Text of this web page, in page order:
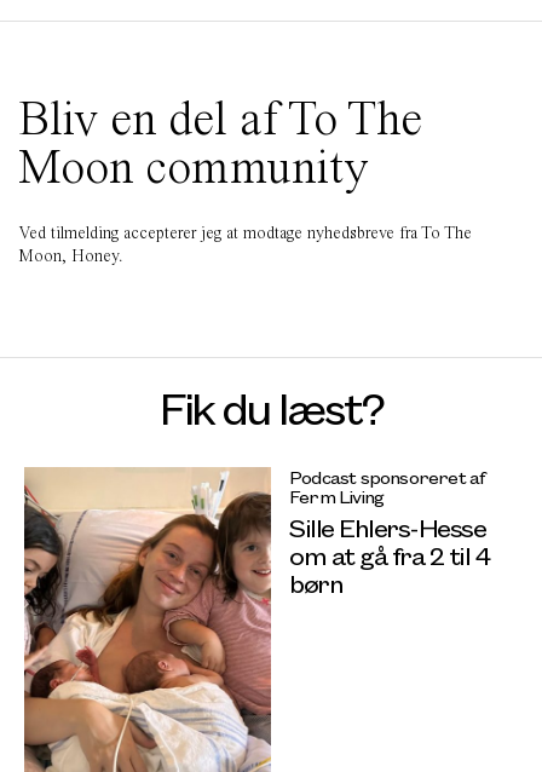
Bliv en del af To The
Moon community
Ved tilmelding accepterer jeg at modtage nyhedsbreve fra To The
Moon, Honey.
Fik du læst?
Podcast sponsoreret af
Ferm Living
Sille Ehlers-Hesse
om at gå fra 2 til 4
børn